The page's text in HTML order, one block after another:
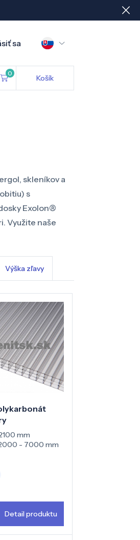
sa
0
Košík
skleníkov a
s
Exolon®
Využite naše
Výška zľavy
mm
- 7000 mm
Detail produktu